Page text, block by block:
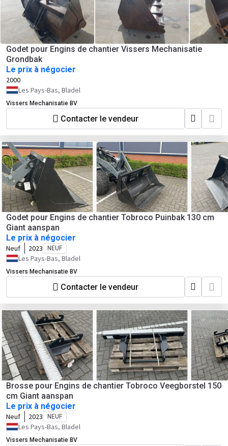
Godet pour Engins de chantier Vissers Mechanisatie
Grondbak
Le prix à négocier
2000
Les Pays-Bas, Bladel
Vissers Mechanisatie BV
Contacter le vendeur
Godet pour Engins de chantier Tobroco Puinbak 130 cm
Giant aanspan
Le prix à négocier
Neuf 2023 NEUF
Les Pays-Bas, Bladel
Vissers Mechanisatie BV
Contacter le vendeur
Brosse pour Engins de chantier Tobroco Veegborstel 150
cm Giant aanspan
Le prix à négocier
Neuf 2023 NEUF
Les Pays-Bas, Bladel
Vissers Mechanisatie BV